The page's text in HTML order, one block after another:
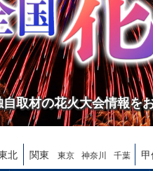
取材の花火大会情報を
北 関東 東京 神奈川 千葉